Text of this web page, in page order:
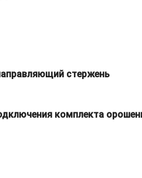
стержень
комплекта